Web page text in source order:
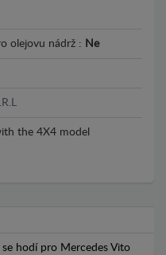
olejovu nádrž : Ne
the 4X4 model
hodí pro Mercedes Vito